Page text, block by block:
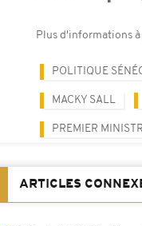
Plus d'informations
POLITIQUE
MACKY SALL
PREMIER
ARTICLES